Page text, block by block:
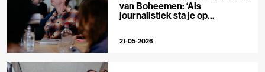
van Boheemen: ‘Als
journalistiek sta je op
21-05-2026